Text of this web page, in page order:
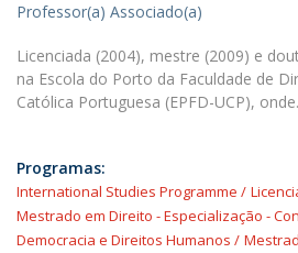
Professor(a) Associado(a)
Licenciada (2004), mestre (2009) e
na Escola do Porto da Faculdade de
Católica Portuguesa (EPFD-UCP),
Programas:
International Studies Programme
Mestrado em Direito - Especialização -
Democracia e Direitos Humanos